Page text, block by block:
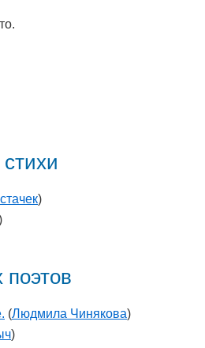
)
поэтов
(Людмила Чинякова)
)